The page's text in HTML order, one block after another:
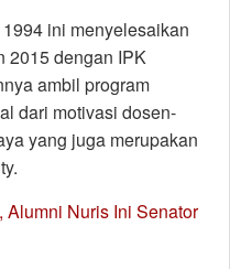
ini menyelesaikan
2015 dengan IPK
ambil program
dari motivasi dosen-
yang juga merupakan
Alumni Nuris Ini Senator